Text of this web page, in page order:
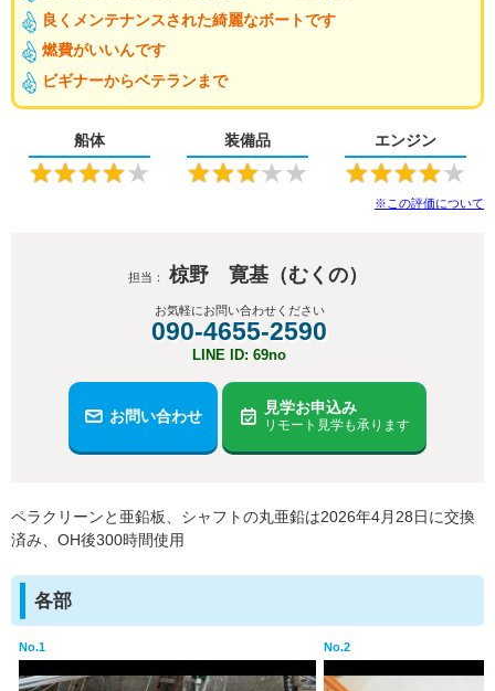
良くメンテナンスされた綺麗なボートです
燃費がいいんです
ビギナーからベテランまで
船体
★★★★★
装備品
★★★★★
エンジン
★★★★★
※この評価について
担当： 椋野 寛基（むくの）
お気軽にお問い合わせください
090-4655-2590
LINE ID: 69no
お問い合わせ 見学お申込み
リモート見学も承ります
ペラクリーンと亜鉛板、シャフトの丸亜鉛は2026年4月28日に交換
済み、OH後300時間使用
各部
No.1 No.2